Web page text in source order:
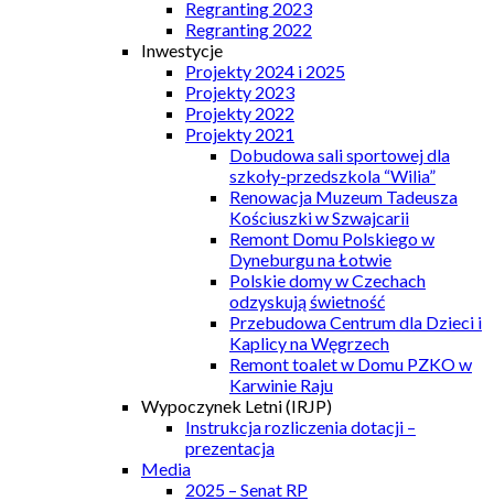
Regranting 2023
Regranting 2022
Inwestycje
Projekty 2024 i 2025
Projekty 2023
Projekty 2022
Projekty 2021
Dobudowa sali sportowej dla
szkoły-przedszkola “Wilia”
Renowacja Muzeum Tadeusza
Kościuszki w Szwajcarii
Remont Domu Polskiego w
Dyneburgu na Łotwie
Polskie domy w Czechach
odzyskują świetność
Przebudowa Centrum dla Dzieci i
Kaplicy na Węgrzech
Remont toalet w Domu PZKO w
Karwinie Raju
Wypoczynek Letni (IRJP)
Instrukcja rozliczenia dotacji –
prezentacja
Media
2025 – Senat RP